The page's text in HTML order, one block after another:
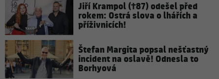
Jiří Krampol (†87) odešel před
rokem: Ostrá slova o lhářích a
příživnicích!
Štefan Margita popsal nešťastný
incident na oslavě! Odnesla to
Borhyová